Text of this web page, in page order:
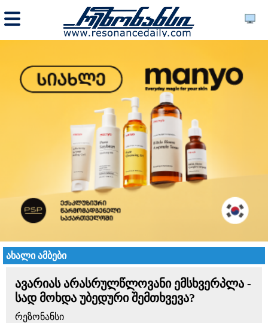
ახალი ამბები
ავარიას არასრულწლოვანი ემსხვერპლა -
სად მოხდა უბედური შემთხვევა?
რეზონანსი